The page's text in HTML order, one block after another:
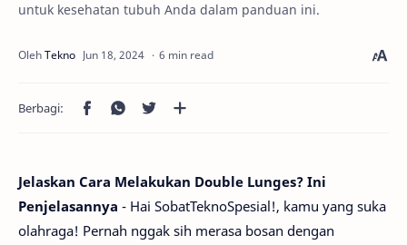
untuk kesehatan tubuh Anda dalam panduan ini.
6 min read
Jelaskan Cara Melakukan Double Lunges? Ini
Penjelasannya - Hai SobatTeknoSpesial!, kamu yang suka
olahraga! Pernah nggak sih merasa bosan dengan